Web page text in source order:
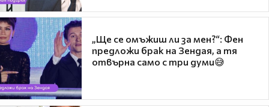
„Ще се омъжиш ли за мен?“: Фен
предложи брак на Зендая, а тя
отвърна само с три думи😅